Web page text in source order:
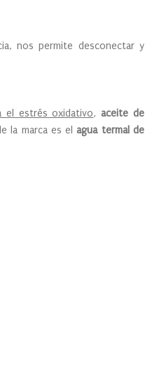
nos permite desconectar y
el estrés oxidativo,aceite de
la marca es elagua termal de